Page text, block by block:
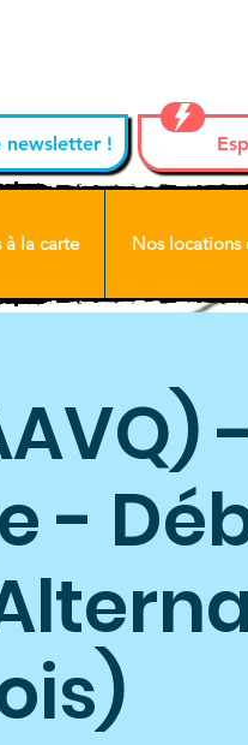
newsletter !
à la carte Nos locations
-